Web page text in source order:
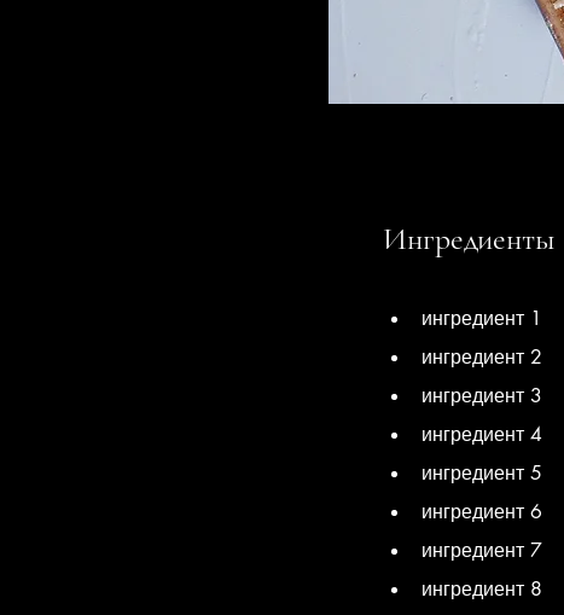
Ингредиенты
ингредиент 1
ингредиент 2
ингредиент 3
ингредиент 4
ингредиент 5
ингредиент 6
ингредиент 7
ингредиент 8